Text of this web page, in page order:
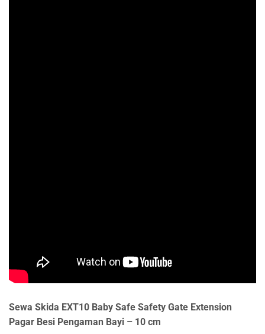
Sewa Skida EXT10 Baby Safe Safety Gate Extension
Pagar Besi Pengaman Bayi – 10 cm